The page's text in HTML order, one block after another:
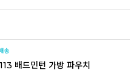
배드민턴 가방 파우치